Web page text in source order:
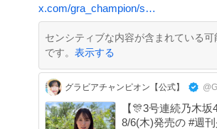
x.com/gra_champion/s…
センシティブな内容が含まれている
です。 表示する
グラビアチャンピオン【公式】
【🎊3号連続乃木坂
8/6(木)発売の #週